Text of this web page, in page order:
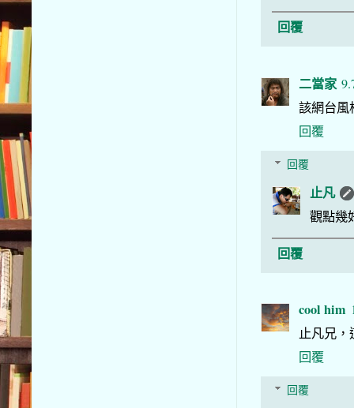
回覆
二當家
該網台風
回覆
回覆
止凡
觀點幾
回覆
cool him
止凡兄，
回覆
回覆